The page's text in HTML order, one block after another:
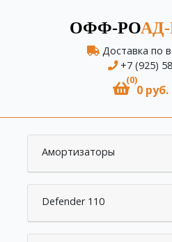
ОФФ-РО
Доставка по
+7 (925)
(0)
0 руб.
Амортизаторы
Defender 110